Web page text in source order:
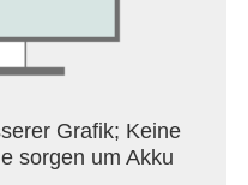
aus Doktor und
zu greifen!
gönnen und dabei
sondern
testen.
Grafik; Keine
sorgen um Akku